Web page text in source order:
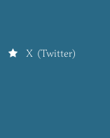
X (Twitter)